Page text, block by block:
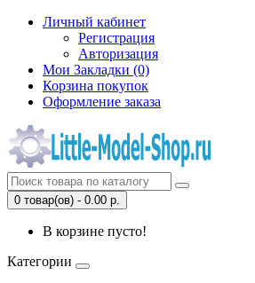
Личный кабинет
Регистрация
Авторизация
Мои Закладки (0)
Корзина покупок
Оформление заказа
0 товар(ов) - 0.00 р.
В корзине пусто!
Категории